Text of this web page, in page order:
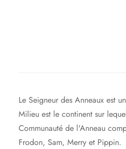
Le Seigneur des Anneaux est
Milieu est le continent sur
Communauté de l'Anneau
Frodon, Sam, Merry et Pippin.